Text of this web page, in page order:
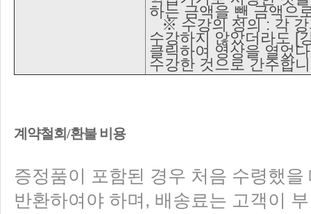
하는 금액을 뺀 금액으
※ 수강의 정의 : 각 강
수강하지 않았더라도 [
클릭하여 영상을 열었
수강한 것으로 간주합
계약철회/환불 비용
증정품이 포함된 경우 처음 수령했을
반환하여야 하며, 배송료는 고객이